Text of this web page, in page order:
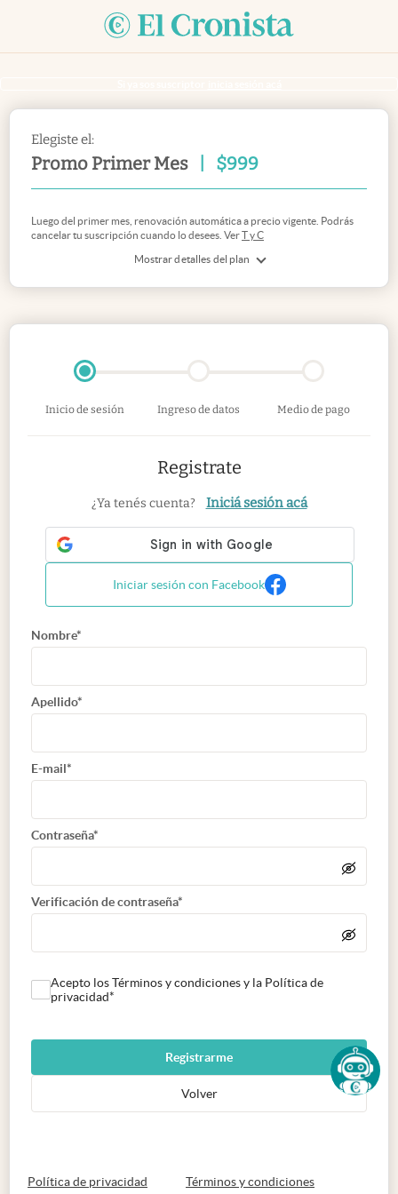
Elegiste el:
Promo Primer Mes $999
Mostrar detalles del plan
Luego del primer mes, renovación automática a precio vigente. Podrás
cancelar tu suscripción cuando lo desees. VerT y C
Inicio de sesión Ingreso de datos Medio de pago
Registrate
¿Ya tenés cuenta? Iniciá sesión acá
Iniciar sesión con Facebook
Nombre*
Apellido*
E-mail*
Contraseña*
Verificación de contraseña*
Acepto los Términos y condiciones y la Política de
privacidad*
Registrarme
Volver
Política de privacidad abre en nueva pestaña
Términos y condicionesabre en nueva